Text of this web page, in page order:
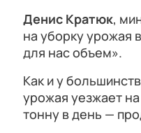
Денис Кратюк,
на уборку урожая
для нас объем».
Как и у
урожая уезжает
тонну в день —